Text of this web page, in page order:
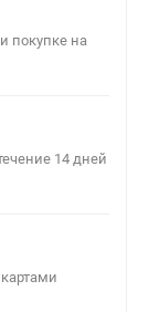
покупке на
14 дней